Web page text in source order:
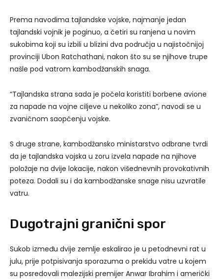
Prema navodima tajlandske vojske, najmanje jedan
tajlandski vojnik je poginuo, a četiri su ranjena u novim
sukobima koji su izbili u blizini dva područja u najistočnijoj
provinciji Ubon Ratchathani, nakon što su se njihove trupe
našle pod vatrom kambodžanskih snaga.
“Tajlandska strana sada je počela koristiti borbene avione
za napade na vojne ciljeve u nekoliko zona”, navodi se u
zvaničnom saopćenju vojske.
S druge strane, kambodžansko ministarstvo odbrane tvrdi
da je tajlandska vojska u zoru izvela napade na njihove
položaje na dvije lokacije, nakon višednevnih provokativnih
poteza. Dodali su i da kambodžanske snage nisu uzvratile
vatru.
Dugotrajni granični spor
Sukob između dvije zemlje eskalirao je u petodnevni rat u
julu, prije potpisivanja sporazuma o prekidu vatre u kojem
su posredovali malezijski premijer Anwar Ibrahim i američki